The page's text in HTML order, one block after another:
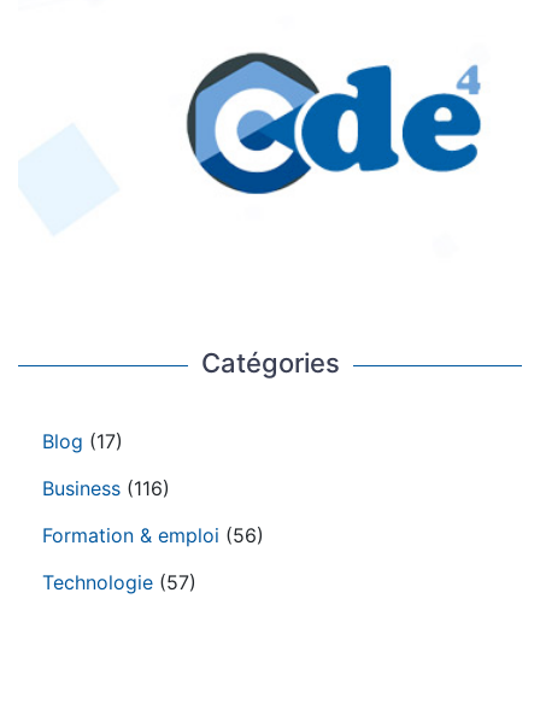
Catégories
Blog (17)
Business (116)
Formation & emploi (56)
Technologie (57)